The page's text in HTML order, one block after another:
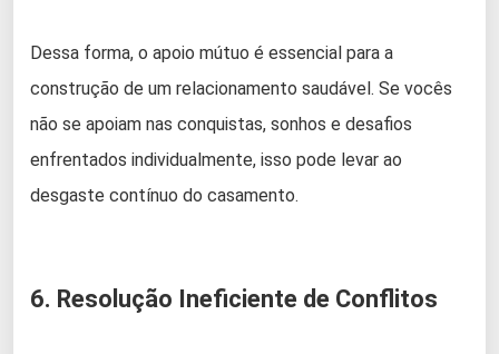
Dessa forma, o apoio mútuo é essencial para a
construção de um relacionamento saudável. Se vocês
não se apoiam nas conquistas, sonhos e desafios
enfrentados individualmente, isso pode levar ao
desgaste contínuo do casamento.
6. Resolução Ineficiente de Conflitos